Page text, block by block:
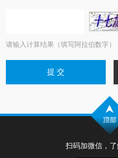
请输入计算结果（填写阿拉伯数字）
扫码加微信，